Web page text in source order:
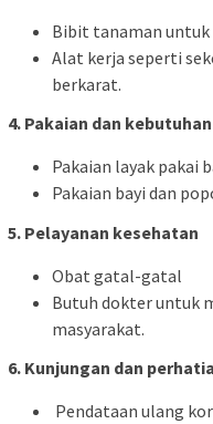
Bibit tanaman
Alat kerja seperti
berkarat.
4. Pakaian dan
Pakaian layak pakai
Pakaian bayi dan
5. Pelayanan kesehatan
Obat gatal-gatal
Butuh dokter untuk
masyarakat.
6. Kunjungan dan
Pendataan ulang